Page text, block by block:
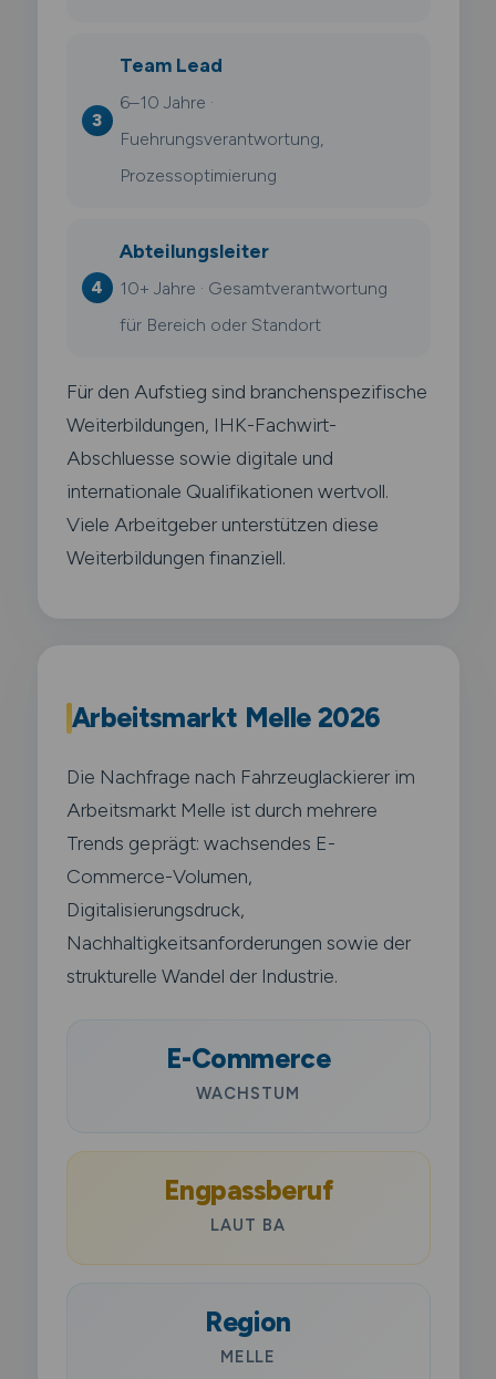
Team Lead
6–10 Jahre ·
Fuehrungsverantwortung,
Prozessoptimierung
Abteilungsleiter
10+ Jahre · Gesamtverantwortung
für Bereich oder Standort
Für den Aufstieg sind branchenspezifische
Weiterbildungen, IHK-Fachwirt-
Abschluesse sowie digitale und
internationale Qualifikationen wertvoll.
Viele Arbeitgeber unterstützen diese
Weiterbildungen finanziell.
Arbeitsmarkt Melle 2026
Die Nachfrage nach Fahrzeuglackierer im
Arbeitsmarkt Melle ist durch mehrere
Trends geprägt: wachsendes E-
Commerce-Volumen,
Digitalisierungsdruck,
Nachhaltigkeitsanforderungen sowie der
strukturelle Wandel der Industrie.
E-Commerce
WACHSTUM
Engpassberuf
LAUT BA
Region
MELLE